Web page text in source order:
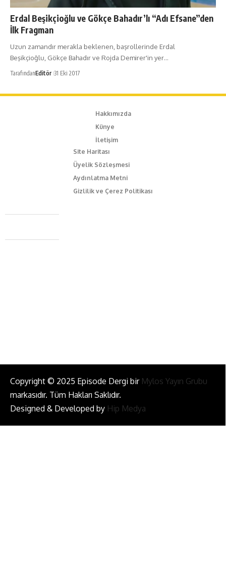
Erdal Beşikçioğlu ve Gökçe Bahadır’lı “Adı Efsane”den
İlk Fragman
Uzun zamandır merakla beklenen, başrollerinde Erdal
Beşikçioğlu, Gökçe Bahadır ve Rojda Demirer'in yer…
TarafındanEditör 31 Eki 2017
Hakkımızda
Künye
İletişim
Site Haritası
Üyelik Sözleşmesi
Aydınlatma Metni
Gizlilik ve Çerez Politikası
Caferağa Mah. Dr. Şakir Paşa Sok. No3/A Kadıköy İstanbul
+90 543 345 46 00
Copyright © 2025 Episode Dergi bir Mylos Yayın Grubu
markasıdır. Tüm Hakları Saklıdır.
Designed & Developed by Hip Medya